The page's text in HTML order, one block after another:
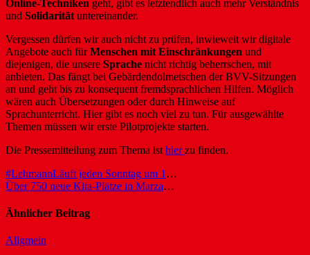
Online-Techniken geht, gibt es letztendlich auch mehr Verständnis
und Solidarität untereinander.
Vergessen dürfen wir auch nicht zu prüfen, inwieweit wir digitale
Angebote auch fürMenschen mit Einschränkungen und
diejenigen, die unsere Sprache nicht richtig beherrschen, mit
anbieten. Das fängt bei Gebärdendolmetschen der BVV-Sitzungen
an und geht bis zu konsequent fremdsprachlichen Hilfen. Möglich
wären auch Übersetzungen oder durch Hinweise auf
Sprachunterricht. Hier gibt es noch viel zu tun. Für ausgewählte
Themen müssen wir erste Pilotprojekte starten.
Die Pressemitteilung zum Thema ist hierzu finden.
Beitragsnavigation
#LehmannLäuft jeden Sonntag um 10 Uhr
Über 750 neue Kita-Plätze in Marzahn-Hellersdorf allein 2021
Ähnlicher Beitrag
Allgmein